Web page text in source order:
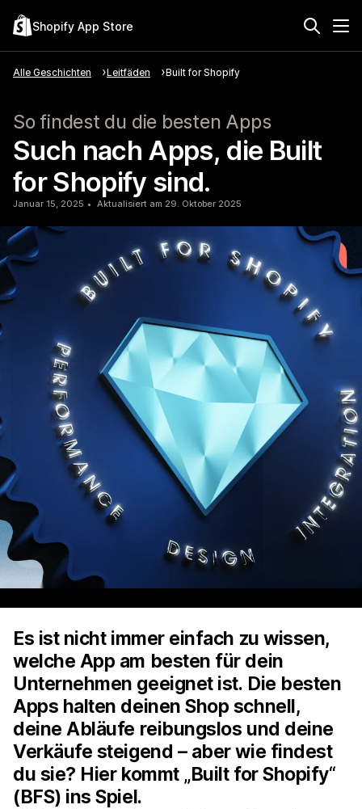
Shopify App Store
Alle Geschichten Leitfäden Built for Shopify
So findest du die besten Apps
Such nach Apps, die Built
for Shopify sind.
Januar 15, 2025 Aktualisiert am 29. Oktober 2025
Es ist nicht immer einfach zu wissen,
welche App am besten für dein
Unternehmen geeignet ist. Die besten
Apps halten deinen Shop schnell,
deine Abläufe reibungslos und deine
Verkäufe steigend – aber wie findest
du sie? Hier kommt „Built for Shopify“
(BFS) ins Spiel.